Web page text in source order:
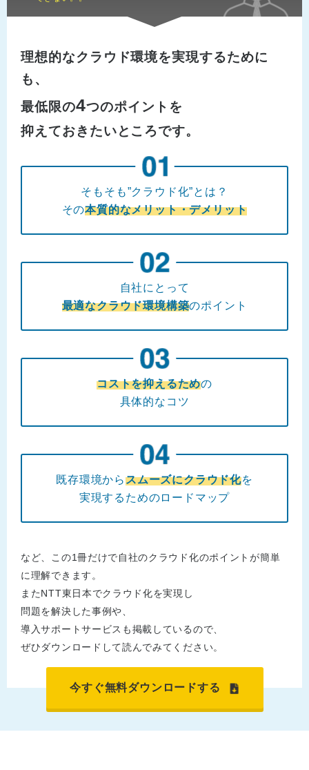
理想的なクラウド環境を実現するために
も、
最低限の4つのポイントを
抑えておきたいところです。
そもそも”クラウド化”とは？
その本質的なメリット・デメリット
自社にとって
最適なクラウド環境構築のポイント
コストを抑えるための
具体的なコツ
既存環境からスムーズにクラウド化を
実現するためのロードマップ
など、この1冊だけで自社のクラウド化のポイントが簡単
に理解できます。
またNTT東日本でクラウド化を実現し
問題を解決した事例や、
導入サポートサービスも掲載しているので、
ぜひダウンロードして読んでみてください。
今すぐ無料ダウンロードする